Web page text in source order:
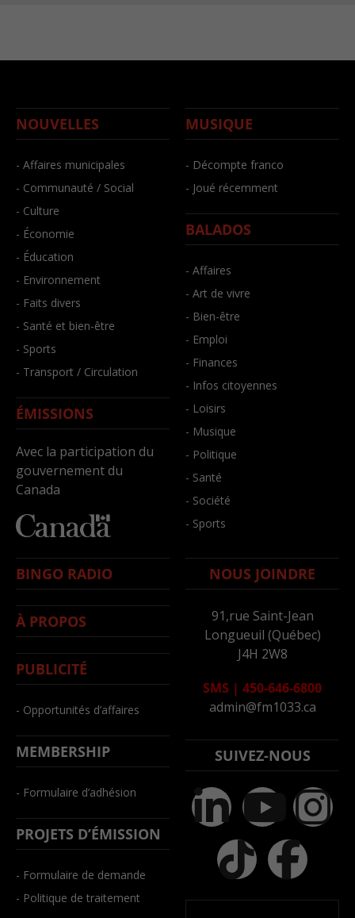
NOUVELLES
- Affaires municipales
- Communauté / Social
- Culture
- Économie
- Éducation
- Environnement
- Faits divers
- Santé et bien-être
- Sports
- Transport / Circulation
ÉMISSIONS
Avec la participation du
gouvernement du
Canada
MUSIQUE
- Décompte franco
- Joué récemment
BALADOS
- Affaires
- Art de vivre
- Bien-être
- Emploi
- Finances
- Infos citoyennes
- Loisirs
- Musique
- Politique
- Santé
- Société
- Sports
BINGO RADIO
À PROPOS
PUBLICITÉ
- Opportunités d’affaires
MEMBERSHIP
- Formulaire d’adhésion
PROJETS D’ÉMISSION
- Formulaire de demande
- Politique de traitement
NOUS JOINDRE
91,rue Saint-Jean
Longueuil (Québec)
J4H 2W8
SMS | 450-646-6800
admin@fm1033.ca
SUIVEZ-NOUS